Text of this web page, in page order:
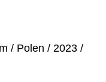
/ Polen / 2023 /